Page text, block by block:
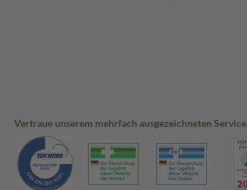
Vertraue unserem mehrfach ausgezeichneten Service